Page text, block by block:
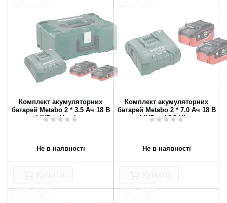
Комплект акумуляторних
батарей Metabo 2 * 3.5 Ач 18 В
LiHD + MetaLoc
Не в наявності
Комплект акумуляторних
батарей Metabo 2 * 7.0 Ач 18 В
LiHD + ASC Ultra
Не в наявності